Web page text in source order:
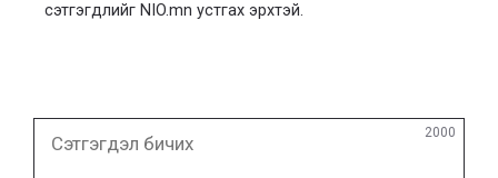
сэтгэгдлийг NIO.mn устгах эрхтэй.
2000